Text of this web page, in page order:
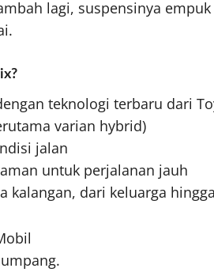
lagi, suspensinya
teknologi terbaru dari
varian hybrid)
jalan
untuk perjalanan jauh
kalangan, dari keluarga